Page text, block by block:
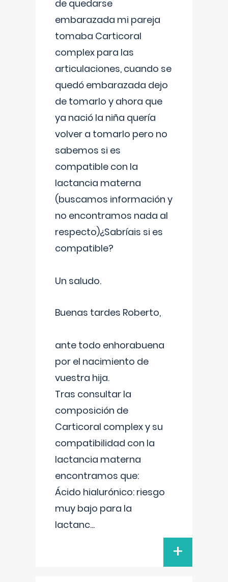
de quedarse
embarazada mi pareja
tomaba Carticoral
complex para las
articulaciones, cuando se
quedó embarazada dejo
de tomarlo y ahora que
ya nació la niña quería
volver a tomarlo pero no
sabemos si es
compatible con la
lactancia materna
(buscamos información y
no encontramos nada al
respecto)¿Sabríais si es
compatible?
Un saludo.
Buenas tardes Roberto,
ante todo enhorabuena
por el nacimiento de
vuestra hija.
Tras consultar la
composición de
Carticoral complex y su
compatibilidad con la
lactancia materna
encontramos que:
Ácido hialurónico: riesgo
muy bajo para la
lactanc...
+